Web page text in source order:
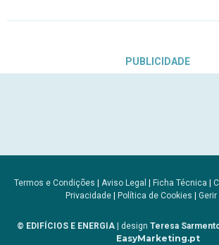
PUBLICIDADE
Termos e Condições Aviso Legal Ficha Técnica
Privacidade| Política de Cookies
© EDIFÍCIOS E ENERGIA | design Teresa
EasyMarketing.pt